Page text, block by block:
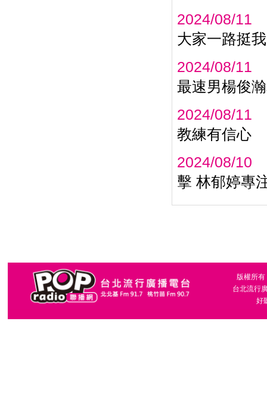
2024/08/11
大家一路挺我
2024/08/11
最速男楊俊
2024/08/11
教練有信心
2024/08/10
擊 林郁婷專
版權所
台北流行
好